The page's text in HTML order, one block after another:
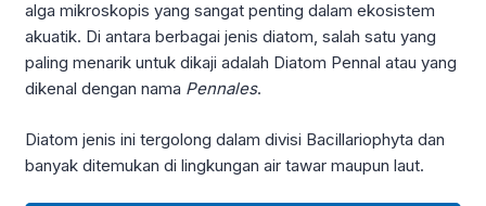
alga mikroskopis yang sangat penting dalam ekosistem
akuatik. Di antara berbagai jenis diatom, salah satu yang
paling menarik untuk dikaji adalah Diatom Pennal atau yang
dikenal dengan nama Pennales.
Diatom jenis ini tergolong dalam divisi Bacillariophyta dan
banyak ditemukan di lingkungan air tawar maupun laut.